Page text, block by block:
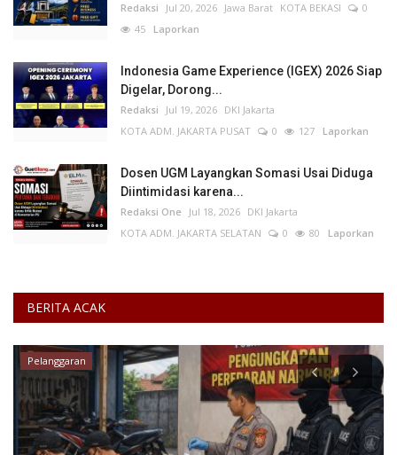
Redaksi Jul 20, 2026 Jawa Barat KOTA BEKASI
0
45 Laporkan
Indonesia Game Experience (IGEX) 2026 Siap
Digelar, Dorong...
Redaksi Jul 19, 2026 DKI Jakarta
KOTA ADM. JAKARTA PUSAT
0 127 Laporkan
Dosen UGM Layangkan Somasi Usai Diduga
Diintimidasi karena...
Redaksi One Jul 18, 2026 DKI Jakarta
KOTA ADM. JAKARTA SELATAN
0 80 Laporkan
BERITA ACAK
Pelanggaran